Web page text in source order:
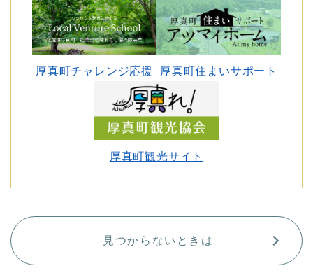
厚真町チャレンジ応援 厚真町住まいサポート
厚真町観光サイト
見つからないときは